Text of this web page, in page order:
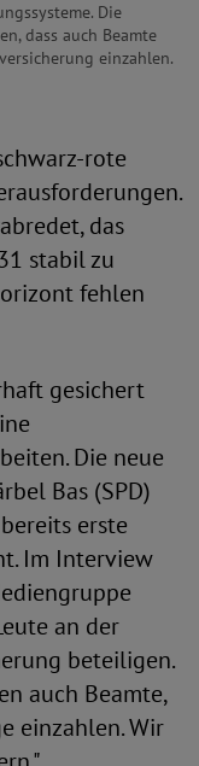
Die
dass auch Beamte
einzahlen.
rote
das
stabil zu
fehlen
gesichert
Die neue
Bas (SPD)
erste
Im Interview
an der
beteiligen.
auch Beamte,
einzahlen. Wir